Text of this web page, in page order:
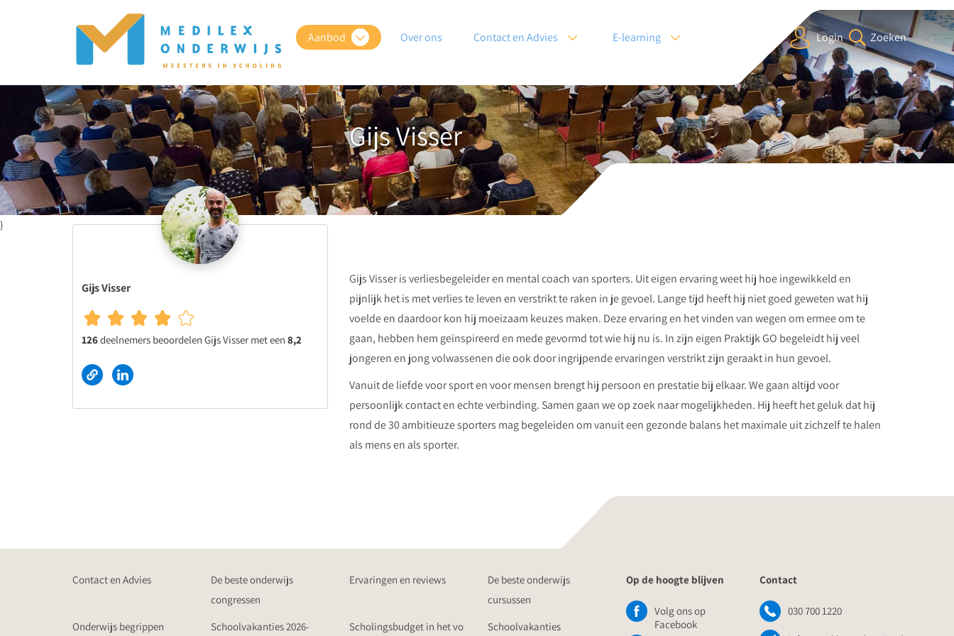
Aanbod Over ons Contact en Advies E-learning Login Zoeken
Gijs Visser
}
Gijs Visser
126deelnemers beoordelen Gijs Visser met een 8,2
Gijs Visser is verliesbegeleider en mental coach van sporters. Uit eigen ervaring weet hij hoe ingewikkeld en
pijnlijk het is met verlies te leven en verstrikt te raken in je gevoel. Lange tijd heeft hij niet goed geweten wat hij
voelde en daardoor kon hij moeizaam keuzes maken. Deze ervaring en het vinden van wegen om ermee om te
gaan, hebben hem geïnspireerd en mede gevormd tot wie hij nu is. In zijn eigen Praktijk GO begeleidt hij veel
jongeren en jong volwassenen die ook door ingrijpende ervaringen verstrikt zijn geraakt in hun gevoel.
Vanuit de liefde voor sport en voor mensen brengt hij persoon en prestatie bij elkaar. We gaan altijd voor
persoonlijk contact en echte verbinding. Samen gaan we op zoek naar mogelijkheden. Hij heeft het geluk dat hij
rond de 30 ambitieuze sporters mag begeleiden om vanuit een gezonde balans het maximale uit zichzelf te halen
als mens en als sporter.
Contact en Advies
De beste onderwijs
congressen
Ervaringen en reviews
De beste onderwijs
cursussen
Onderwijs begrippen
Schoolvakanties 2026- Scholingsbudget in het vo Schoolvakanties
Op de hoogte blijven
Volg ons op
Facebook
Contact
030 700 1220